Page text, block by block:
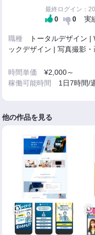
最終ログイン：
0 0 実
職種
トータルデザイン
ックデザイン | 写真撮影
時間単価¥2,000～
稼働可能時間 1日7時間/
他の作品を見る